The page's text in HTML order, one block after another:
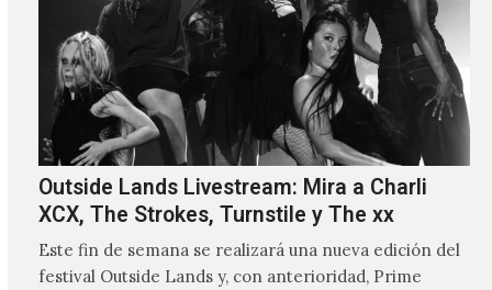
Outside Lands Livestream: Mira a Charli
XCX, The Strokes, Turnstile y The xx
Este fin de semana se realizará una nueva edición del
festival Outside Lands y, con anterioridad, Prime